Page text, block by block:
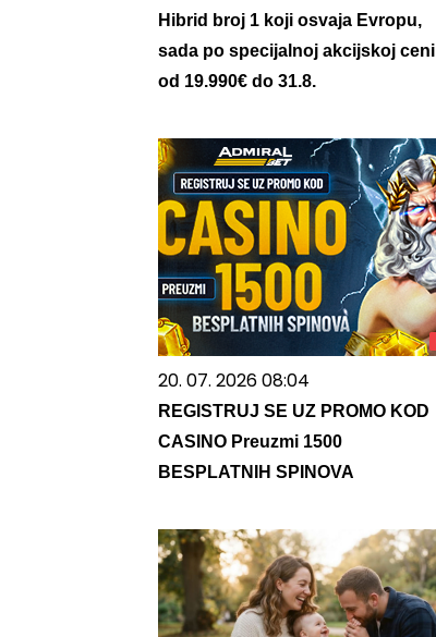
Hibrid broj 1 koji osvaja Evropu,
sada po specijalnoj akcijskoj ceni
od 19.990€ do 31.8.
20. 07. 2026 08:04
REGISTRUJ SE UZ PROMO KOD
CASINO Preuzmi 1500
BESPLATNIH SPINOVA